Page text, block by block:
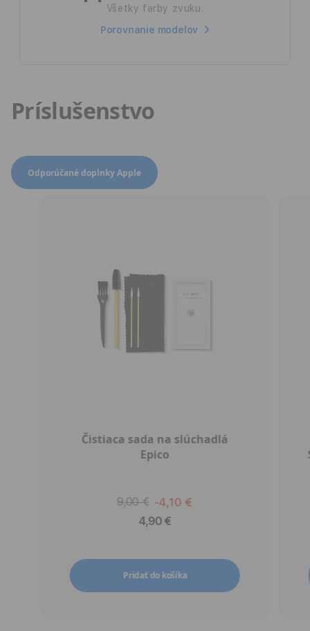
Všetky farby zvuku.
Porovnanie modelov
Príslušenstvo
Translation missing: sk-
Odporúčané doplnky Apple
Čistiaca sada na slúchadlá
Epico
9,00 € -4,10 €
4,90 €
Pridať do košíka